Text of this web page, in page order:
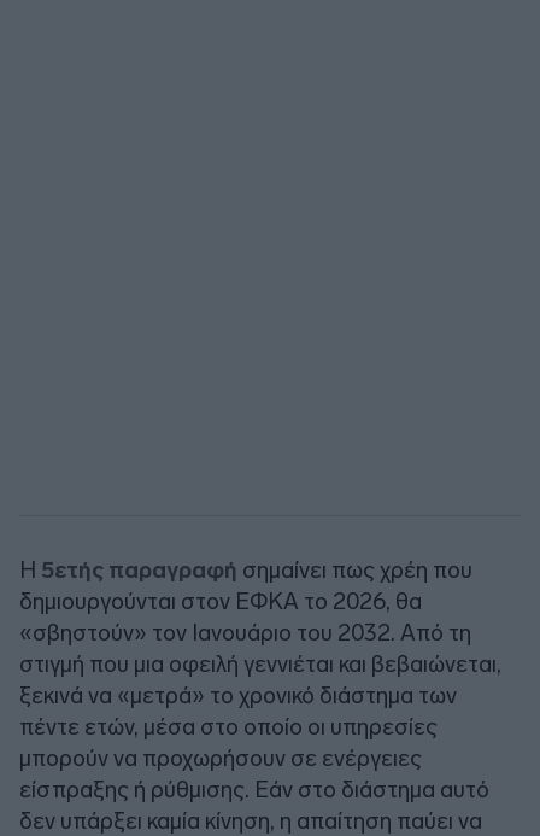
Η 5ετής παραγραφή σημαίνει πως χρέη που
δημιουργούνται στον ΕΦΚΑ το 2026, θα
«σβηστούν» τον Ιανουάριο του 2032. Από τη
στιγμή που μια οφειλή γεννιέται και βεβαιώνεται,
ξεκινά να «μετρά» το χρονικό διάστημα των
πέντε ετών, μέσα στο οποίο οι υπηρεσίες
μπορούν να προχωρήσουν σε ενέργειες
είσπραξης ή ρύθμισης. Εάν στο διάστημα αυτό
δεν υπάρξει καμία κίνηση, η απαίτηση παύει να